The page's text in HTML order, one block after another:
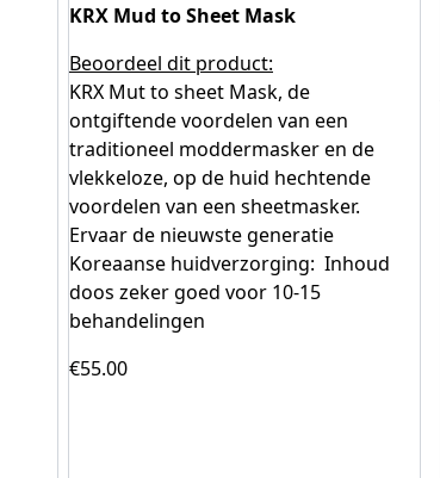
KRX Mud to Sheet Mask
Beoordeel dit product:
KRX Mut to sheet Mask, de
ontgiftende voordelen van een
traditioneel moddermasker en de
vlekkeloze, op de huid hechtende
voordelen van een sheetmasker.
Ervaar de nieuwste generatie
Koreaanse huidverzorging: Inhoud
doos zeker goed voor 10-15
behandelingen
€55.00